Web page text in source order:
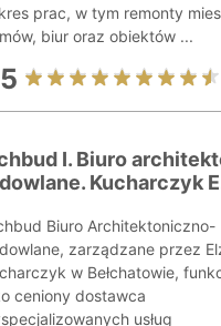
prac, w tym remonty
biur oraz obiektów ...
I. Biuro
Kucharczyk
Biuro Architektoniczno-
zarządzane przez
w Bełchatowie,
ceniony dostawca
usług